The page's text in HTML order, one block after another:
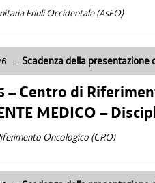
Friuli Occidentale (AsFO)
- Scadenza della presentazione
– Centro di
MEDICO –
Oncologico (CRO)